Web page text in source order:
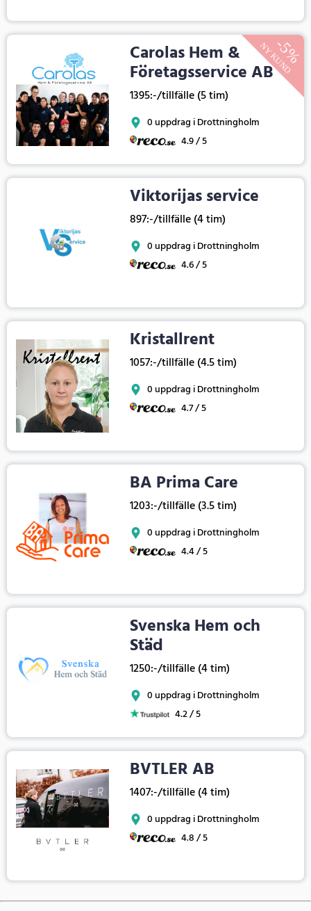
Carolas Hem &
Företagsservice AB
1395:-/tillfälle (5 tim)
0 uppdrag i Drottningholm
4.9 / 5
Viktorijas service
897:-/tillfälle (4 tim)
0 uppdrag i Drottningholm
4.6 / 5
Kristallrent
1057:-/tillfälle (4.5 tim)
0 uppdrag i Drottningholm
4.7 / 5
BA Prima Care
1203:-/tillfälle (3.5 tim)
0 uppdrag i Drottningholm
4.4 / 5
Svenska Hem och
Städ
1250:-/tillfälle (4 tim)
0 uppdrag i Drottningholm
4.2 / 5
BVTLER AB
1407:-/tillfälle (4 tim)
0 uppdrag i Drottningholm
4.8 / 5